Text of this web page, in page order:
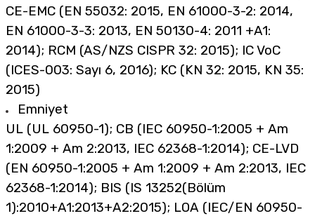
CE-EMC (EN 55032: 2015, EN 61000-3-2: 2014,
EN 61000-3-3: 2013, EN 50130-4: 2011 +A1:
2014); RCM (AS/NZS CISPR 32: 2015); IC VoC
(ICES-003: Sayı 6, 2016); KC (KN 32: 2015, KN 35:
2015)
Emniyet
UL (UL 60950-1); CB (IEC 60950-1:2005 + Am
1:2009 + Am 2:2013, IEC 62368-1:2014); CE-LVD
(EN 60950-1:2005 + Am 1:2009 + Am 2:2013, IEC
62368-1:2014); BIS (IS 13252(Bölüm
1):2010+A1:2013+A2:2015); LOA (IEC/EN 60950-